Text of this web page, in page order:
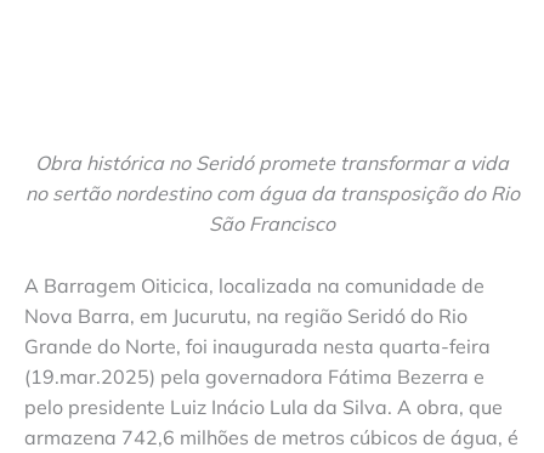
Obra histórica no Seridó promete transformar a vida
no sertão nordestino com água da transposição do Rio
São Francisco
A Barragem Oiticica, localizada na comunidade de
Nova Barra, em Jucurutu, na região Seridó do Rio
Grande do Norte, foi inaugurada nesta quarta-feira
(19.mar.2025) pela governadora Fátima Bezerra e
pelo presidente Luiz Inácio Lula da Silva. A obra, que
armazena 742,6 milhões de metros cúbicos de água, é